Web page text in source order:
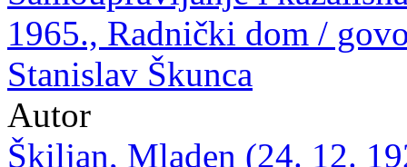
1965., Radnički dom /
Stanislav Škunca
Autor
Škiljan, Mladen (24. 12.